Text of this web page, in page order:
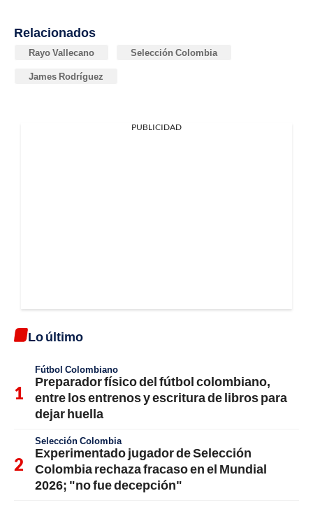
Relacionados
Rayo Vallecano Selección Colombia
James Rodríguez
PUBLICIDAD
Lo último
Fútbol Colombiano
Preparador físico del fútbol colombiano,
entre los entrenos y escritura de libros para
dejar huella
Selección Colombia
Experimentado jugador de Selección
Colombia rechaza fracaso en el Mundial
2026; "no fue decepción"